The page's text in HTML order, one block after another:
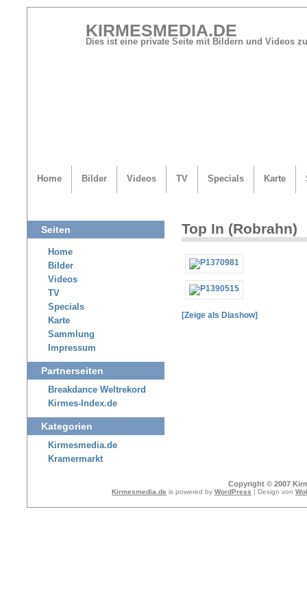
KIRMESMEDIA.DE
Dies ist eine private Seite mit Bildern und Videos
Home Bilder Videos TV Specials Karte
Top In (Robrahn)
[Zeige als Diashow]
Seiten
Home
Bilder
Videos
TV
Specials
Karte
Sammlung
Impressum
Partnerseiten
Breakdance Weltrekord
Kirmes-Index.de
Kategorien
Kirmesmedia.de
Kramermarkt
Copyright © 2007
Kirmesmedia.de is powered by WordPress | Design von